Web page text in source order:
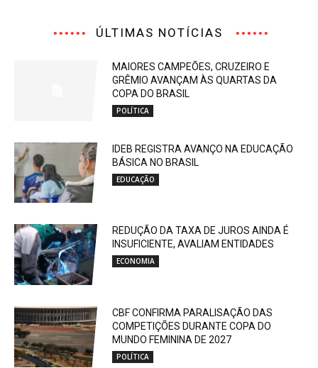
ÚLTIMAS NOTÍCIAS
MAIORES CAMPEÕES, CRUZEIRO E
GRÊMIO AVANÇAM ÀS QUARTAS DA
COPA DO BRASIL
POLÍTICA
IDEB REGISTRA AVANÇO NA EDUCAÇÃO
BÁSICA NO BRASIL
EDUCAÇÃO
REDUÇÃO DA TAXA DE JUROS AINDA É
INSUFICIENTE, AVALIAM ENTIDADES
ECONOMIA
CBF CONFIRMA PARALISAÇÃO DAS
COMPETIÇÕES DURANTE COPA DO
MUNDO FEMININA DE 2027
POLÍTICA